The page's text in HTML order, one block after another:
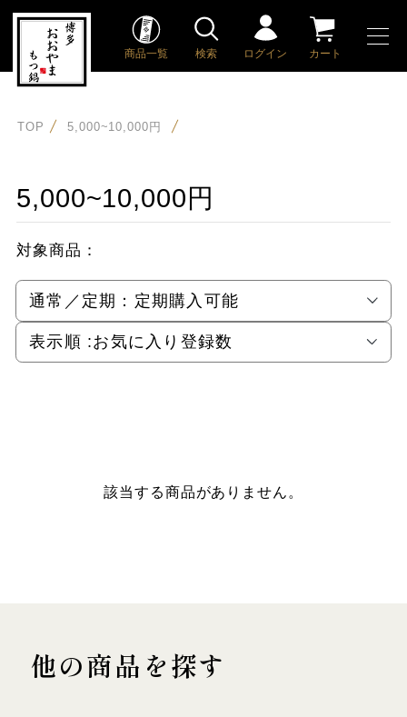
商品一覧 検索 ログイン カート
TOP 5,000~10,000円
5,000~10,000円
対象商品：
通常／定期： 定期購入可能
表示順 :お気に入り登録数
該当する商品がありません。
他の商品を探す